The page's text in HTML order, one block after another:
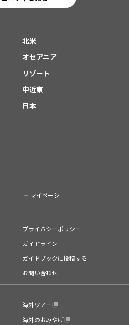
北米
オセアニア
リゾート
中近東
日本
マイページ
プライバシーポリシー
ガイドライン
ガイドブックに投稿する
お問い合わせ
海外ツアー
海外のおみやげ